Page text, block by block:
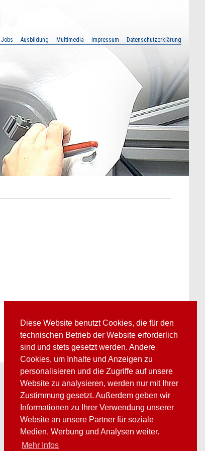
Diese Website benutzt Cookies, die für den
technischen Betrieb der Website erforderlich
sind und stets gesetzt werden. Andere
Cookies, um Inhalte und Anzeigen zu
personalisieren und die Zugriffe auf unsere
Website zu analysieren, werden nur mit Ihrer
Zustimmung gesetzt. Außerdem geben wir
Informationen zu Ihrer Verwendung unserer
Website an unsere Partner für soziale
Medien, Werbung und Analysen weiter.
Mehr Infos
Jobs Ausbildung Multimedia Impressum Datenschutzerklärung